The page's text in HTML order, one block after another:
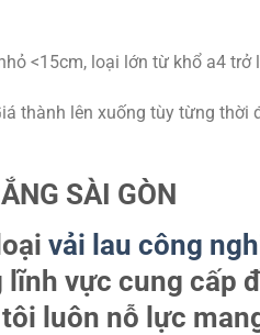
<15cm, loại lớn từ khổ a4 trở
thành lên xuống tùy từng thời
SÀI GÒN
vải lau công
vực cung cấp
luôn nỗ lực